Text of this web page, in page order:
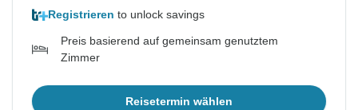
Registrieren to unlock savings
Preis basierend auf gemeinsam genutztem
Zimmer
Reisetermin wählen